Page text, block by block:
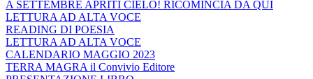
A SETTEMBRE APRITI CIELO! RICOMINCIA DA QUI
LETTURA AD ALTA VOCE
READING DI POESIA
LETTURA AD ALTA VOCE
CALENDARIO MAGGIO 2023
TERRA MAGRA il Convivio Editore